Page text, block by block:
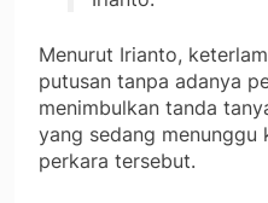
Menurut Irianto,
putusan tanpa adanya
menimbulkan tanda
yang sedang menunggu
perkara tersebut.